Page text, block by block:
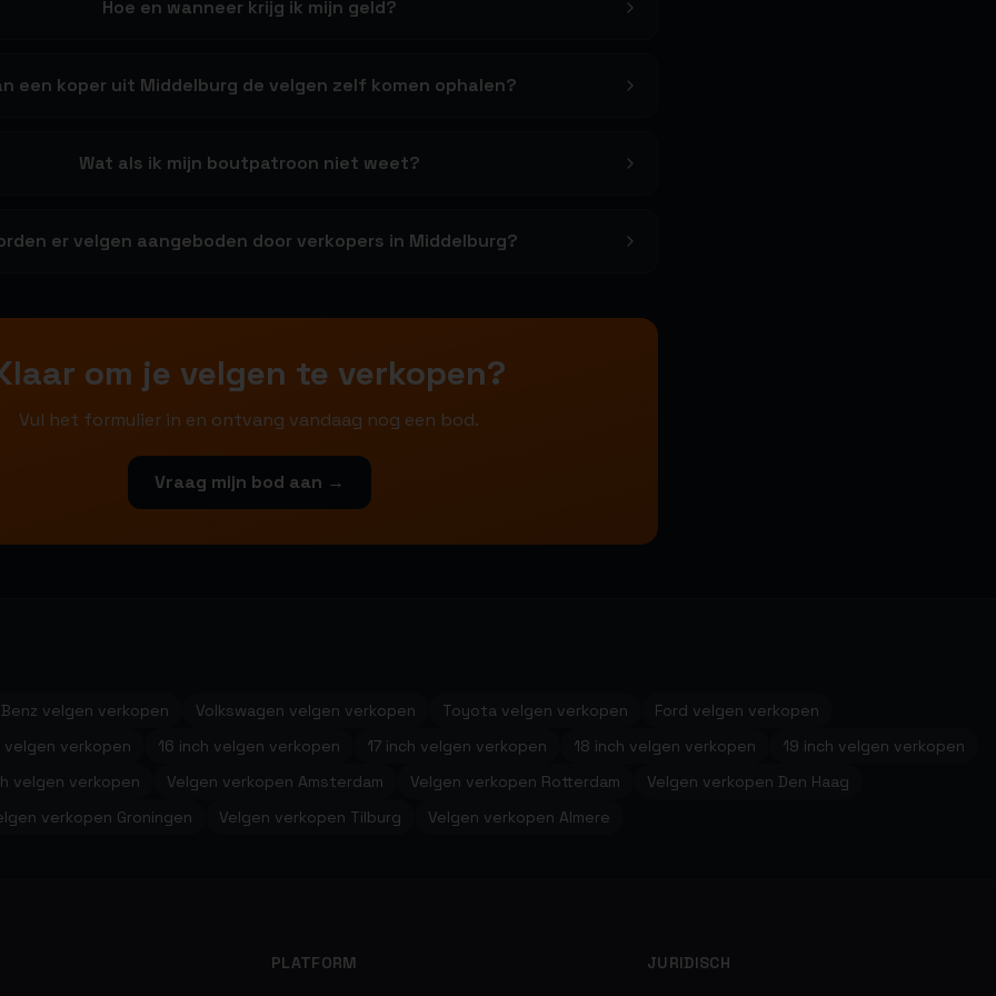
Hoe en wanneer krijg ik mijn geld?
een koper uit Middelburg de velgen zelf komen ophalen?
Wat als ik mijn boutpatroon niet weet?
er velgen aangeboden door verkopers in Middelburg?
om je velgen te verkopen?
Vul het formulier in en ontvang vandaag nog een bod.
Vraag mijn bod aan →
velgen verkopen Volkswagen velgen verkopen Toyota velgen verkopen
Ford velgen verkopen
velgen verkopen
16 inch velgen verkopen 17 inch velgen verkopen 18 inch velgen verkopen
19 inch velgen verkopen
velgen verkopen
Velgen verkopen Amsterdam Velgen verkopen Rotterdam
Velgen verkopen Den Haag
verkopen Groningen
Velgen verkopen Tilburg Velgen verkopen Almere
PLATFORM JURIDISCH